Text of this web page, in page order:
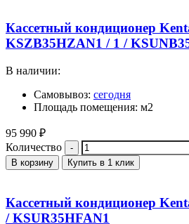
Кассетный кондиционер
KSZB35HZAN1 / 1 /
В наличии:
Самовывоз: сегодня
Площадь помещения: м2
95 990 ₽
Количество
В корзину Купить в 1 клик
Кассетный кондиционер
/ KSUR35HFAN1